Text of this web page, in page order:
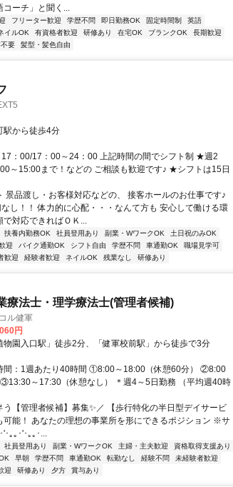
コーチ」と聞く...
フリーター歓迎 学歴不問 即日勤務OK 固定時間制
英語
イルOK 有資格者歓迎 研修あり 在宅OK ブランクOK
長期歓迎
要 髪型・髪色自由
駅から徒歩4分
：00/17：00～24：00 上記時間の間でシフト制 ★週2
～15:00まで！などの ご相談も歓迎です♪ ★シフトは15日
景品渡し・お客様対応などの、 接客ホールのお仕事です♪
し！！ 体力的に心配・・・なんて方も 安心して働ける環
対応できればＯＫ...
扶養内勤務OK 社員登用あり 副業・WワークOK
土日祝のみOK
迎 バイク通勤OK シフト自由 学歴不問 車通勤OK
職場見学可
歓迎 経験者歓迎 ネイルOK 残業なし 研修あり
療法士・理学療法士(管理者候補)
ル健軍
円
物園入口駅」徒歩2分、「健軍校前駅」から徒歩で3分
間：1週あたり40時間 ①8:00～18:00（休憩60分） ②8:00
～17:30（休憩なし） ＊週4～5日勤務 （平均週40時
【管理者候補】募集✨／ 【歩行特化の半日型デイサービ
可能！ あなたの理想の事業所を形にできるポジション ※サ
･｡｡･'･｡｡･...
社員登用あり 副業・WワークOK 主婦・主夫歓迎
資格取得支援あり
早朝 学歴不問 車通勤OK 転勤なし 経験不問
未経験者歓迎
迎 研修あり 夕方 賞与あり